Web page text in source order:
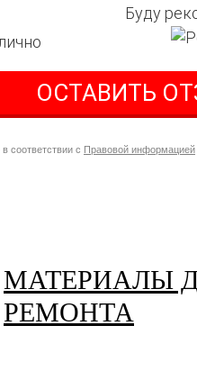
Буду
соответствии с Правовой информацией
МАТЕРИАЛЫ
РЕМОНТА